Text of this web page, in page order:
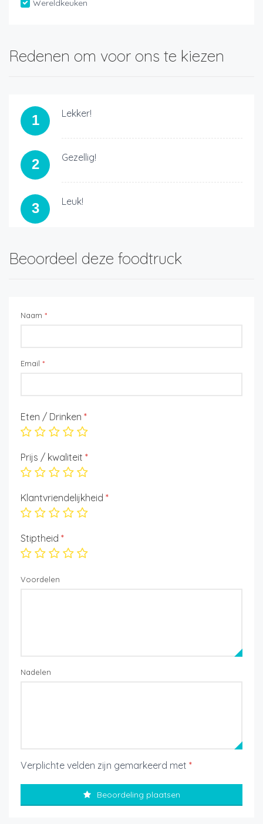
Wereldkeuken
Redenen om voor ons te kiezen
1 Lekker!
2 Gezellig!
3 Leuk!
Beoordeel deze foodtruck
Naam *
Email *
Eten / Drinken *
Prijs / kwaliteit *
Klantvriendelijkheid *
Stiptheid *
Voordelen
Nadelen
Verplichte velden zijn gemarkeerd met *
Beoordeling plaatsen